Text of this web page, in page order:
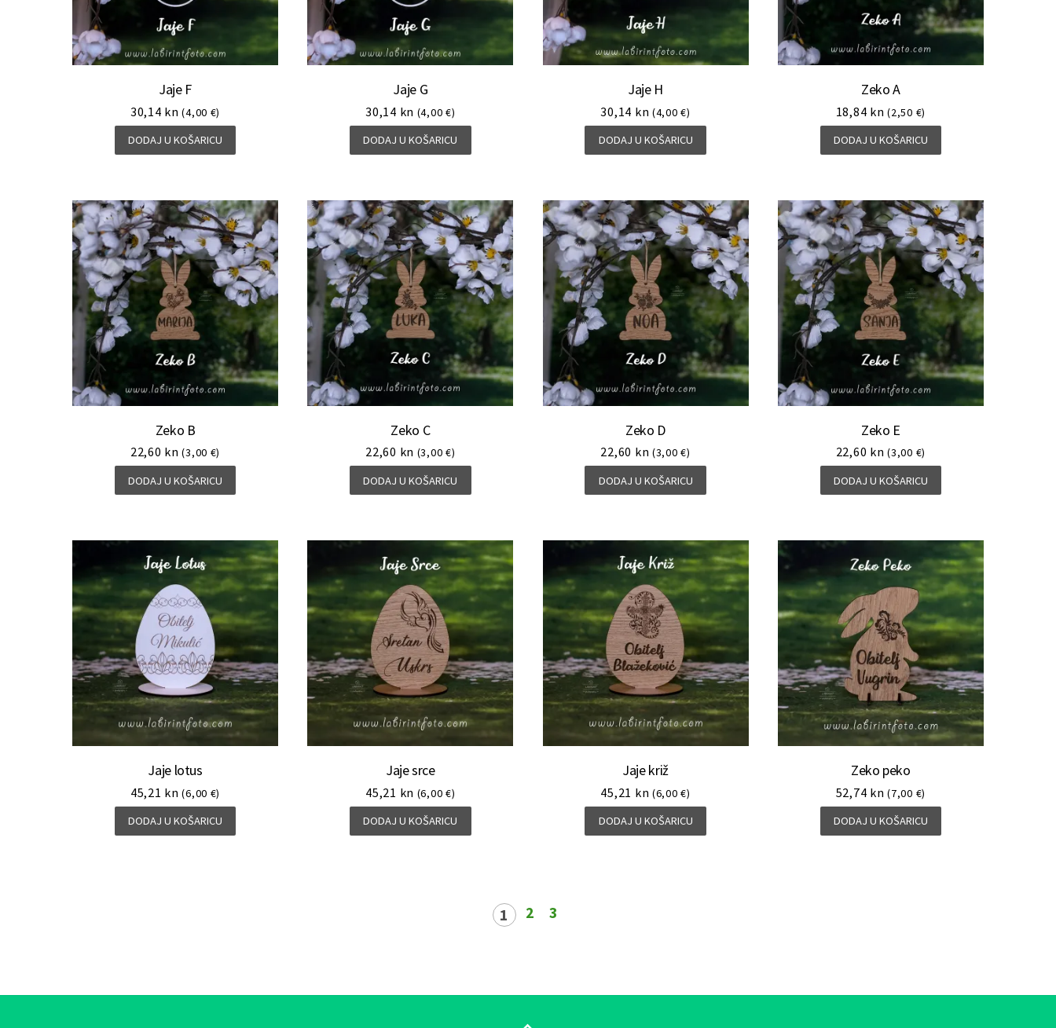
Jaje F
30,14 kn (4,00 €)
DODAJ U KOŠARICU
Jaje G
30,14 kn (4,00 €)
DODAJ U KOŠARICU
Jaje H
30,14 kn (4,00 €)
DODAJ U KOŠARICU
Zeko A
18,84 kn (2,50 €)
DODAJ U KOŠARICU
Zeko B
22,60 kn (3,00 €)
DODAJ U KOŠARICU
Zeko C
22,60 kn (3,00 €)
DODAJ U KOŠARICU
Zeko D
22,60 kn (3,00 €)
DODAJ U KOŠARICU
Zeko E
22,60 kn (3,00 €)
DODAJ U KOŠARICU
Jaje lotus
45,21 kn (6,00 €)
DODAJ U KOŠARICU
Jaje srce
45,21 kn (6,00 €)
DODAJ U KOŠARICU
Jaje križ
45,21 kn (6,00 €)
DODAJ U KOŠARICU
Zeko peko
52,74 kn (7,00 €)
DODAJ U KOŠARICU
1 2 3